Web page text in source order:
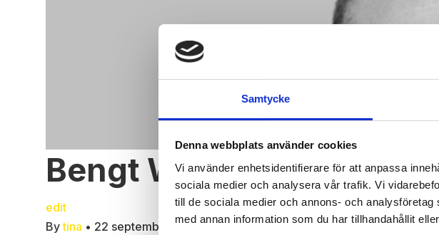
Samtycke
Denna webbplats använder cookies
Vi använder enhetsidentifierare för att anpassa
sociala medier och analysera vår trafik. Vi
till de sociala medier och annons- och
med annan information som du har tillhandahållit
Bengt Wikberg
edit
Bytina • 22 september, 2020